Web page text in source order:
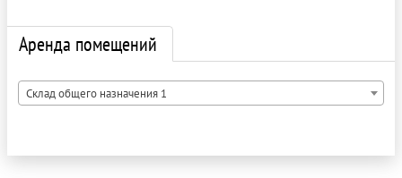
Аренда помещений
Склад общего назначения 1